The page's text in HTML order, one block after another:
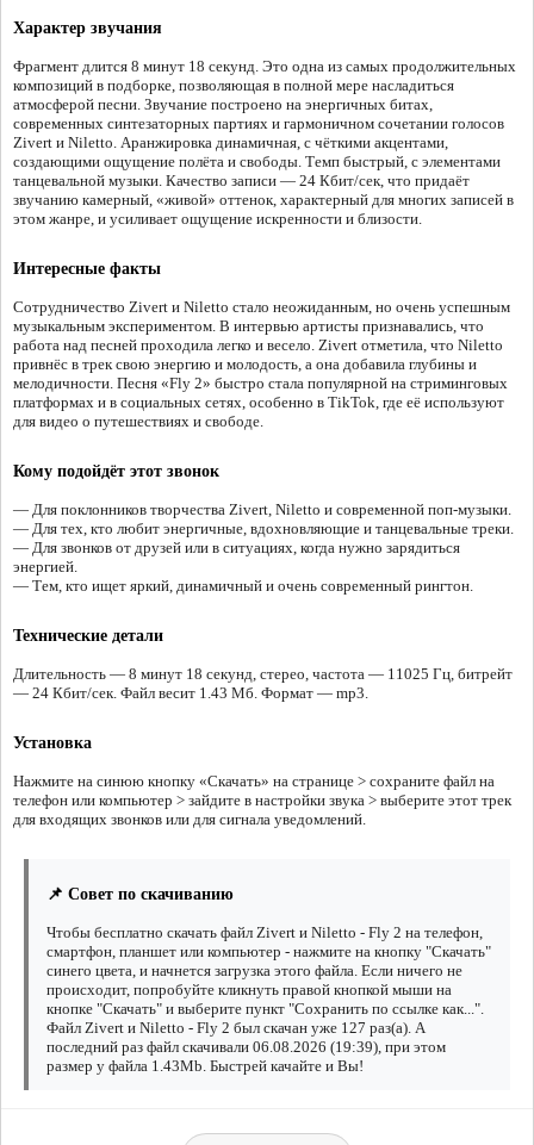
Характер звучания
Фрагмент длится 8 минут 18 секунд. Это одна из самых продолжительных
композиций в подборке, позволяющая в полной мере насладиться
атмосферой песни. Звучание построено на энергичных битах,
современных синтезаторных партиях и гармоничном сочетании голосов
Zivert и Niletto. Аранжировка динамичная, с чёткими акцентами,
создающими ощущение полёта и свободы. Темп быстрый, с элементами
танцевальной музыки. Качество записи — 24 Кбит/сек, что придаёт
звучанию камерный, «живой» оттенок, характерный для многих записей в
этом жанре, и усиливает ощущение искренности и близости.
Интересные факты
Сотрудничество Zivert и Niletto стало неожиданным, но очень успешным
музыкальным экспериментом. В интервью артисты признавались, что
работа над песней проходила легко и весело. Zivert отметила, что Niletto
привнёс в трек свою энергию и молодость, а она добавила глубины и
мелодичности. Песня «Fly 2» быстро стала популярной на стриминговых
платформах и в социальных сетях, особенно в TikTok, где её используют
для видео о путешествиях и свободе.
Кому подойдёт этот звонок
— Для поклонников творчества Zivert, Niletto и современной поп-музыки.
— Для тех, кто любит энергичные, вдохновляющие и танцевальные треки.
— Для звонков от друзей или в ситуациях, когда нужно зарядиться
энергией.
— Тем, кто ищет яркий, динамичный и очень современный рингтон.
Технические детали
Длительность — 8 минут 18 секунд, стерео, частота — 11025 Гц, битрейт
— 24 Кбит/сек. Файл весит 1.43 Мб. Формат — mp3.
Установка
Нажмите на синюю кнопку «Скачать» на странице > сохраните файл на
телефон или компьютер > зайдите в настройки звука > выберите этот трек
для входящих звонков или для сигнала уведомлений.
📌 Совет по скачиванию
Чтобы бесплатно скачать файл Zivert и Niletto - Fly 2 на телефон,
смартфон, планшет или компьютер - нажмите на кнопку "Скачать"
синего цвета, и начнется загрузка этого файла. Если ничего не
происходит, попробуйте кликнуть правой кнопкой мыши на
кнопке "Скачать" и выберите пункт "Сохранить по ссылке как...".
Файл Zivert и Niletto - Fly 2 был скачан уже 127 раз(а). А
последний раз файл скачивали 06.08.2026 (19:39), при этом
размер у файла 1.43Mb. Быстрей качайте и Вы!